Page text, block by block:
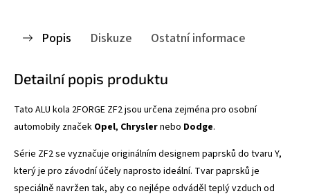
Popis Diskuze Ostatní informace
Detailní popis produktu
Tato ALU kola 2FORGE ZF2jsou určena zejména pro osobní
automobily značek Opel, Chryslernebo Dodge.
Série ZF2 se vyznačuje originálním designem paprsků do tvaru Y,
který je pro závodní účely naprosto ideální. Tvar paprsků je
speciálně navržen tak, aby co nejlépe odváděl teplý vzduch od